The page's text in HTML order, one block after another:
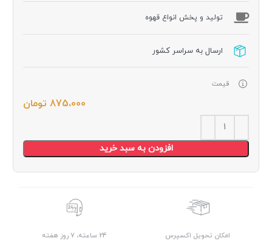
توليد و پخش انواع قهوه
ارسال به سراسر کشور
قیمت
875،000 تومان
افزودن به سبد خرید
امکان تحویل اکسپرس 24 ساعته، 7 روز هفته